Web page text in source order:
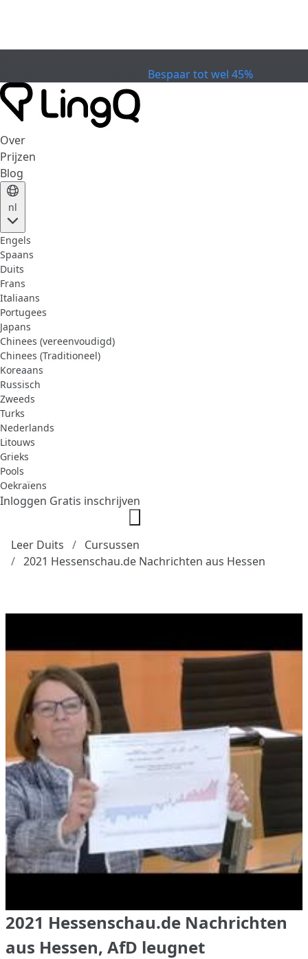
Bespaar tot wel 45%
Over
Prijzen
Blog
nl
Engels
Spaans
Duits
Frans
Italiaans
Portugees
Japans
Chinees (vereenvoudigd)
Chinees (Traditioneel)
Koreaans
Russisch
Zweeds
Turks
Nederlands
Litouws
Grieks
Pools
Oekraïens
Inloggen Gratis inschrijven
Leer Duits
Cursussen
2021 Hessenschau.de Nachrichten aus Hessen
2021 Hessenschau.de Nachrichten
aus Hessen, AfD leugnet